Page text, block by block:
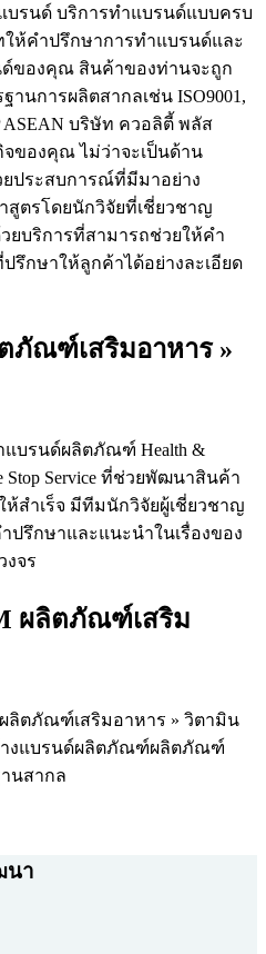
บรนด์ บริการทำแบรนด์แบบครบ
ทให้คำปรึกษาการทำแบรนด์และ
ของคุณ สินค้าของท่านจะถูก
นการผลิตสากลเช่น ISO9001,
ASEAN บริษัท ควอลิตี้ พลัส
ของคุณ ไม่ว่าจะเป็นด้าน
ประสบการณ์ที่มีมาอย่าง
ตรโดยนักวิจัยที่เชี่ยวชาญ
บริการที่สามารถช่วยให้คำ
รึกษาให้ลูกค้าได้อย่างละเอียด
ภัณฑ์เสริมอาหาร »
บรนด์ผลิตภัณฑ์ Health &
Stop Service ที่ช่วยพัฒนาสินค้า
สำเร็จ มีทีมนักวิจัยผู้เชี่ยวชาญ
ปรึกษาและแนะนำในเรื่องของ
งจร
ผลิตภัณฑ์เสริม
ลิตภัณฑ์เสริมอาหาร » วิตามิน
างแบรนด์ผลิตภัณฑ์ผลิตภัณฑ์
นสากล
นา